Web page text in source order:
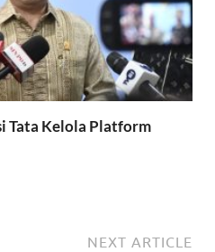
Tata Kelola Platform
NEXT ARTICLE